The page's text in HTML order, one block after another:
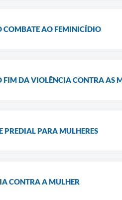
COMBATE AO FEMINICÍDIO
DA VIOLÊNCIA CONTRA AS
PREDIAL PARA MULHERES
CONTRA A MULHER